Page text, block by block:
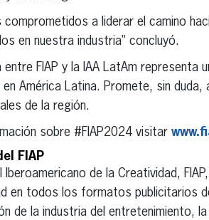
comprometidos a liderar el camino
en nuestra industria” concluyó.
entre FIAP y la IAA LatAm
en América Latina. Promete, sin
de la región.
sobre #FIAP2024 visitar
FIAP
Iberoamericano de la Creatividad,
en todos los formatos publicitarios
de la industria del entretenimiento,